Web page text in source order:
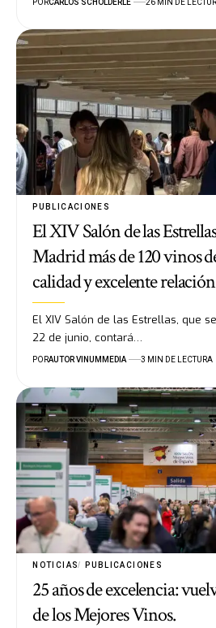
PORCARLOS SCHÖLDERLE 26 MIN DE
PUBLICACIONES
El XIV Salón de las
Madrid más de 120 vinos
calidad y excelente
El XIV Salón de las Estrellas, que
22 de junio, contará…
PORAUTOR VINUMMEDIA 3 MIN DE LECTURA
NOTICIAS PUBLICACIONES
25 años de excelencia:
de los Mejores Vinos.